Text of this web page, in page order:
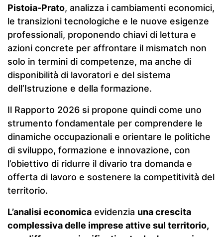
Pistoia-Prato, analizza i cambiamenti economici,
le transizioni tecnologiche e le nuove esigenze
professionali, proponendo chiavi di lettura e
azioni concrete per affrontare il mismatch non
solo in termini di competenze, ma anche di
disponibilità di lavoratori e del sistema
dell’Istruzione e della formazione.
Il Rapporto 2026 si propone quindi come uno
strumento fondamentale per comprendere le
dinamiche occupazionali e orientare le politiche
di sviluppo, formazione e innovazione, con
l’obiettivo di ridurre il divario tra domanda e
offerta di lavoro e sostenere la competitività del
territorio.
L’analisi economica evidenzia una crescita
complessiva delle imprese attive sul territorio,